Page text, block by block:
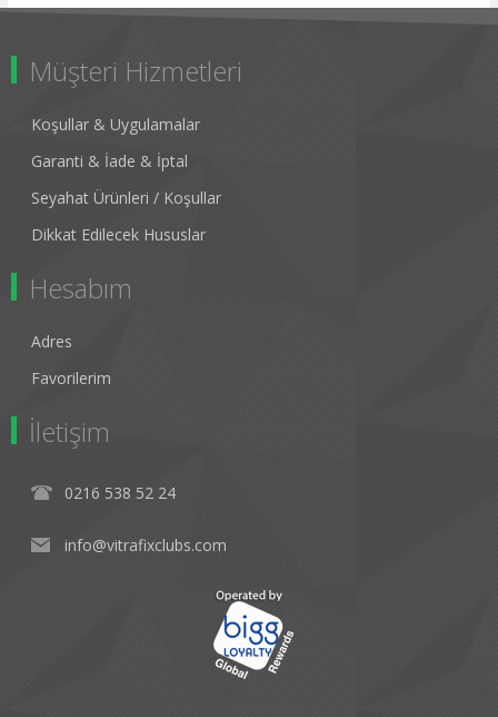
Müşteri Hizmetleri
Koşullar & Uygulamalar
Garanti & İade & İptal
Seyahat Ürünleri / Koşullar
Dikkat Edilecek Hususlar
Hesabım
Adres
Favorilerim
İletişim
0216 538 52 24
info@vitrafixclubs.com